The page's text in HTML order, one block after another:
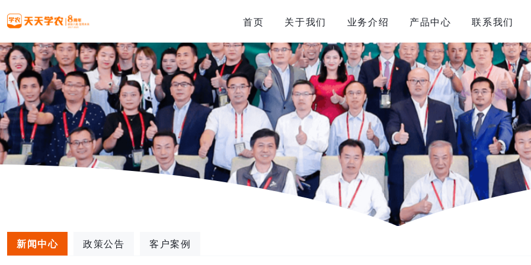
首页 关于我们 业务介绍 产品中心 联系我们
新闻中心 政策公告 客户案例